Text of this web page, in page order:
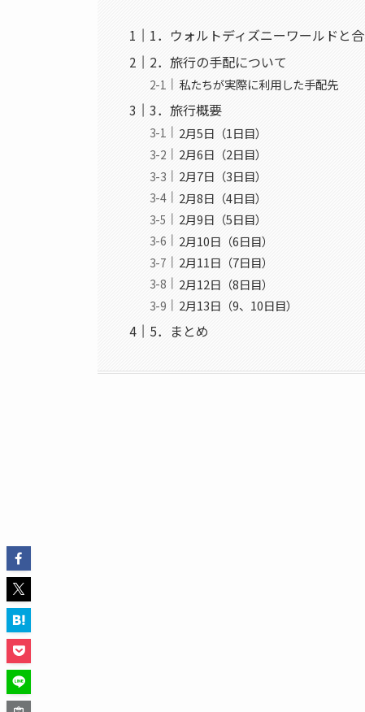
1．ウォルトディズニーワールドと
2．旅行の手配について
私たちが実際に利用した手配先
3．旅行概要
2月5日（1日目）
2月6日（2日目）
2月7日（3日目）
2月8日（4日目）
2月9日（5日目）
2月10日（6日目）
2月11日（7日目）
2月12日（8日目）
2月13日（9、10日目）
5．まとめ